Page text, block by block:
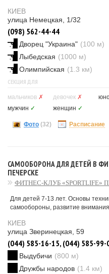
КИЕВ
улица Немецкая, 1/32
(098) 562-44-44
Дворец "Украина" (100 м)
Лыбедская (1000 м)
Олимпийская (1.3 км)
СЕКЦИЯ ДЛЯ
мальчиков ✗ девочек ✗
мужчин ✓ женщин ✓
Фото (32) Расписание
САМООБОРОНА ДЛЯ ДЕТЕЙ В
ПЕЧЕРСКЕ
ФИТНЕС-КЛУБ «SPORTLIFE»
Для детей 7-13 лет. Основы
самообороны, развитие
КИЕВ
улица Зверинецкая, 59
(044) 585-16-15, (044) 585-99-
Выдубичи (800 м)
Дружбы народов (1.4 км)